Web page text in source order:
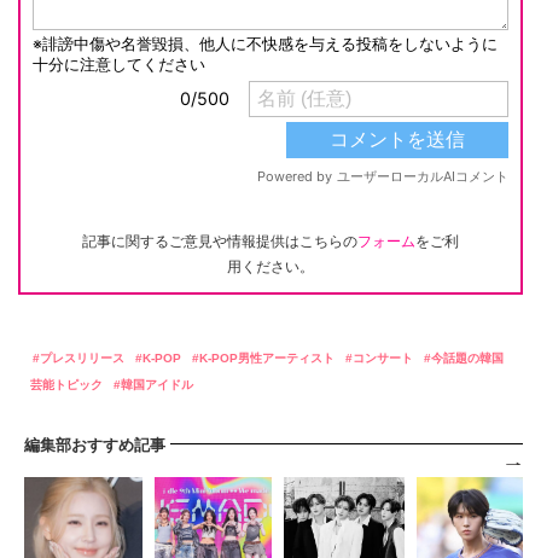
記事に関するご意見や情報提供はこちらのフォームをご利
用ください。
プレスリリース K-POP K-POP男性アーティスト コンサート
今話題の韓国
芸能トピック
韓国アイドル
編集部おすすめ記事